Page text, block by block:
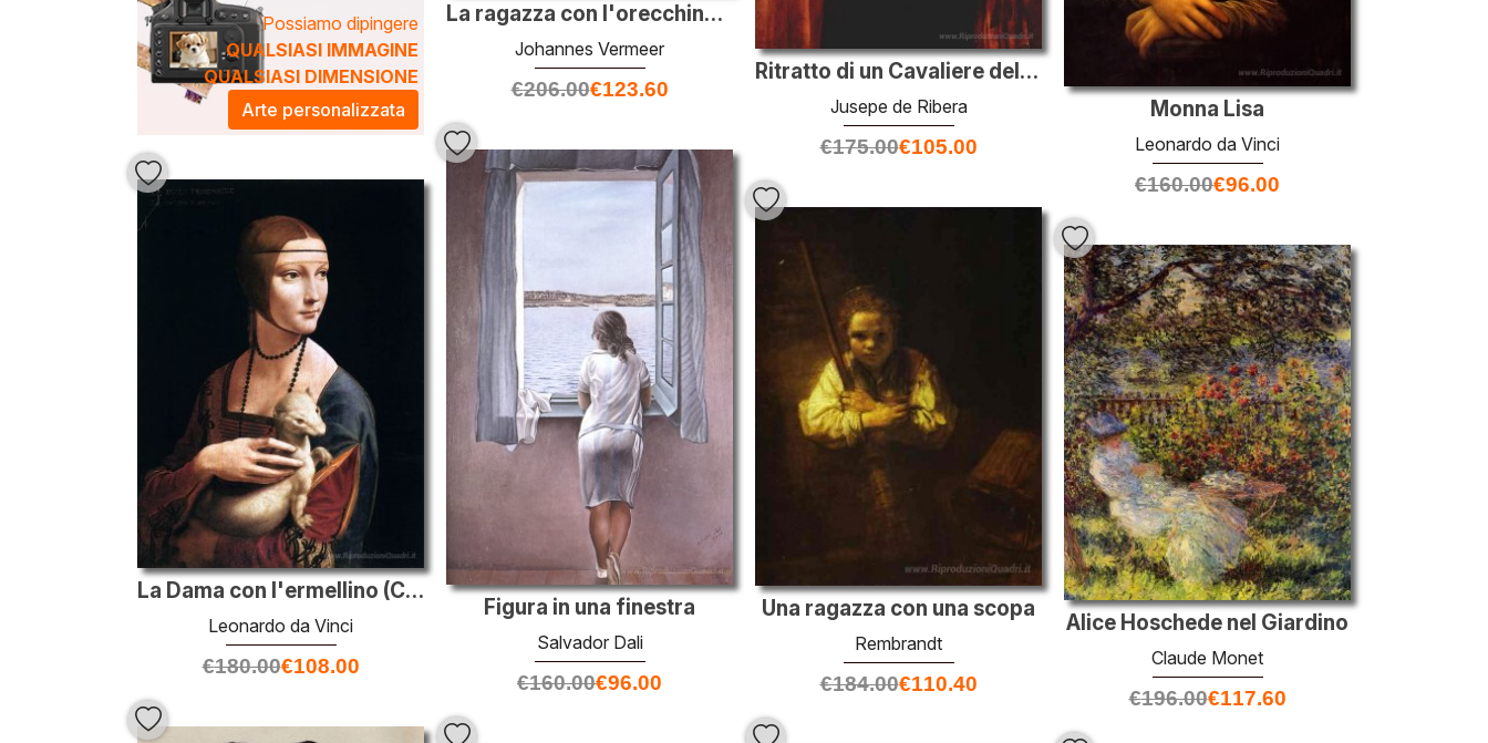
Possiamo dipingere
QUALSIASI IMMAGINE
QUALSIASI DIMENSIONE
Arte personalizzata
La ragazza con l'orecchino di perla
Johannes Vermeer
€206.00€123.60
Ritratto di un Cavaliere dell'Ordine di Santiago
Jusepe de Ribera
€175.00€105.00
Monna Lisa
Leonardo da Vinci
€160.00€96.00
Figura in una finestra
Salvador Dali
€160.00€96.00
La Dama con l'ermellino (Cecilia Gallerani)
Leonardo da Vinci
€180.00€108.00
Una ragazza con una scopa
Rembrandt
€184.00€110.40
Alice Hoschede nel Giardino
Claude Monet
€196.00€117.60